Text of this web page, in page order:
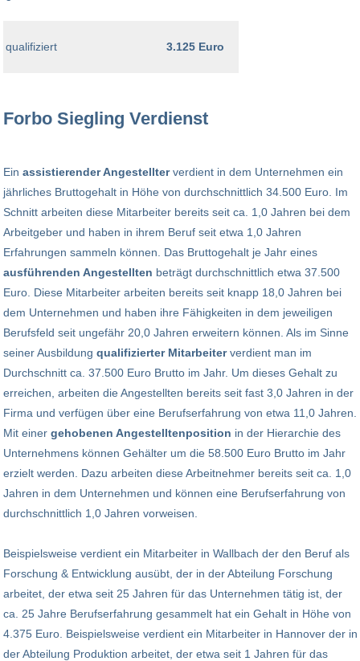
qualifiziert 3.125 Euro
Forbo Siegling Verdienst
Ein assistierender Angestellterverdient in dem Unternehmen ein
jährliches Bruttogehalt in Höhe von durchschnittlich 34.500 Euro. Im
Schnitt arbeiten diese Mitarbeiter bereits seit ca. 1,0 Jahren bei dem
Arbeitgeber und haben in ihrem Beruf seit etwa 1,0 Jahren
Erfahrungen sammeln können. Das Bruttogehalt je Jahr eines
ausführenden Angestellten beträgt durchschnittlich etwa 37.500
Euro. Diese Mitarbeiter arbeiten bereits seit knapp 18,0 Jahren bei
dem Unternehmen und haben ihre Fähigkeiten in dem jeweiligen
Berufsfeld seit ungefähr 20,0 Jahren erweitern können. Als im Sinne
seiner Ausbildung qualifizierter Mitarbeiterverdient man im
Durchschnitt ca. 37.500 Euro Brutto im Jahr. Um dieses Gehalt zu
erreichen, arbeiten die Angestellten bereits seit fast 3,0 Jahren in der
Firma und verfügen über eine Berufserfahrung von etwa 11,0 Jahren.
Mit einer gehobenen Angestelltenposition in der Hierarchie des
Unternehmens können Gehälter um die 58.500 Euro Brutto im Jahr
erzielt werden. Dazu arbeiten diese Arbeitnehmer bereits seit ca. 1,0
Jahren in dem Unternehmen und können eine Berufserfahrung von
durchschnittlich 1,0 Jahren vorweisen.
Beispielsweise verdient ein Mitarbeiter in Wallbach der den Beruf als
Forschung & Entwicklung ausübt, der in der Abteilung Forschung
arbeitet, der etwa seit 25 Jahren für das Unternehmen tätig ist, der
ca. 25 Jahre Berufserfahrung gesammelt hat ein Gehalt in Höhe von
4.375 Euro. Beispielsweise verdient ein Mitarbeiter in Hannover der in
der Abteilung Produktion arbeitet, der etwa seit 1 Jahren für das